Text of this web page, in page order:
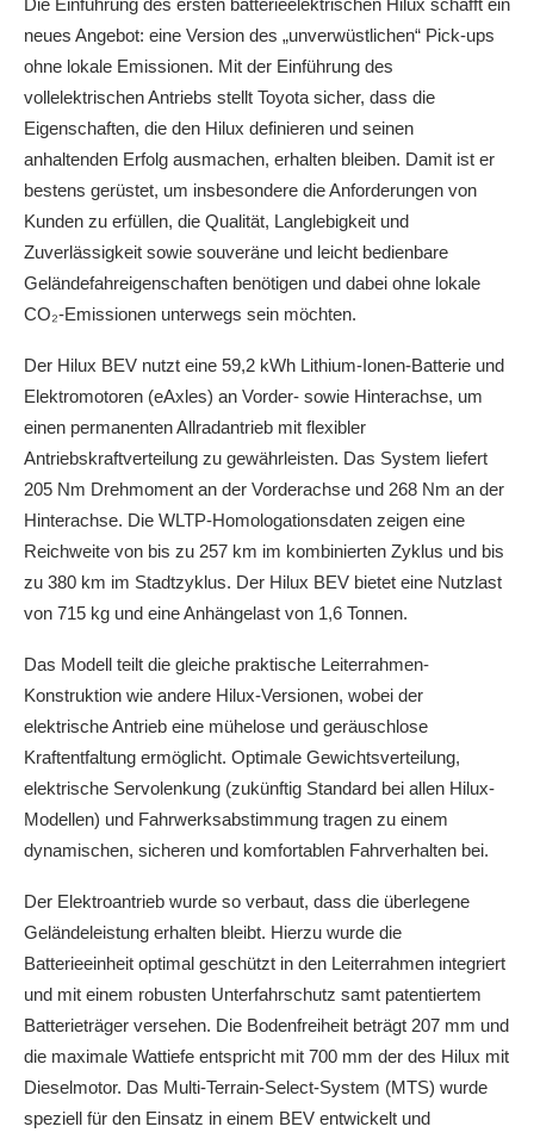
Die Einführung des ersten batterieelektrischen Hilux schafft ein
neues Angebot: eine Version des „unverwüstlichen“ Pick-ups
ohne lokale Emissionen. Mit der Einführung des
vollelektrischen Antriebs stellt Toyota sicher, dass die
Eigenschaften, die den Hilux definieren und seinen
anhaltenden Erfolg ausmachen, erhalten bleiben. Damit ist er
bestens gerüstet, um insbesondere die Anforderungen von
Kunden zu erfüllen, die Qualität, Langlebigkeit und
Zuverlässigkeit sowie souveräne und leicht bedienbare
Geländefahreigenschaften benötigen und dabei ohne lokale
CO₂-Emissionen unterwegs sein möchten.
Der Hilux BEV nutzt eine 59,2 kWh Lithium-Ionen-Batterie und
Elektromotoren (eAxles) an Vorder- sowie Hinterachse, um
einen permanenten Allradantrieb mit flexibler
Antriebskraftverteilung zu gewährleisten. Das System liefert
205 Nm Drehmoment an der Vorderachse und 268 Nm an der
Hinterachse. Die WLTP-Homologationsdaten zeigen eine
Reichweite von bis zu 257 km im kombinierten Zyklus und bis
zu 380 km im Stadtzyklus. Der Hilux BEV bietet eine Nutzlast
von 715 kg und eine Anhängelast von 1,6 Tonnen.
Das Modell teilt die gleiche praktische Leiterrahmen-
Konstruktion wie andere Hilux-Versionen, wobei der
elektrische Antrieb eine mühelose und geräuschlose
Kraftentfaltung ermöglicht. Optimale Gewichtsverteilung,
elektrische Servolenkung (zukünftig Standard bei allen Hilux-
Modellen) und Fahrwerksabstimmung tragen zu einem
dynamischen, sicheren und komfortablen Fahrverhalten bei.
Der Elektroantrieb wurde so verbaut, dass die überlegene
Geländeleistung erhalten bleibt. Hierzu wurde die
Batterieeinheit optimal geschützt in den Leiterrahmen integriert
und mit einem robusten Unterfahrschutz samt patentiertem
Batterieträger versehen. Die Bodenfreiheit beträgt 207 mm und
die maximale Wattiefe entspricht mit 700 mm der des Hilux mit
Dieselmotor. Das Multi-Terrain-Select-System (MTS) wurde
speziell für den Einsatz in einem BEV entwickelt und